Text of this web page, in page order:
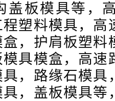
盖板模具等，
塑料模具，高
，护肩板塑料
具模盒，高速
，路缘石模具
，盖板模具等